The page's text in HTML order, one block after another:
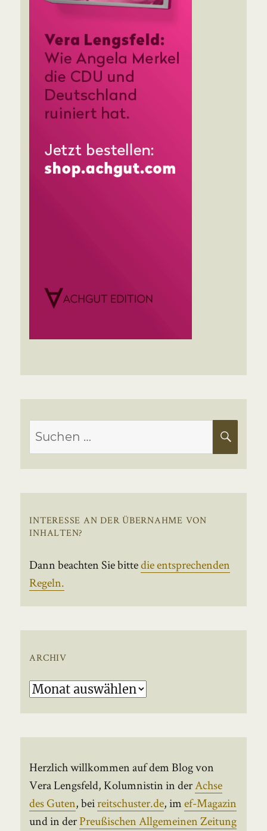
Suchen
nach:
INTERESSE AN DER ÜBERNAHME VON
INHALTEN?
Dann beachten Sie bittedie entsprechenden
Regeln.
ARCHIV
Archiv
Herzlich willkommen auf dem Blog von
Vera Lengsfeld, Kolumnistin in derAchse
des Guten, beireitschuster.de, imef-Magazin
und in derPreußischen Allgemeinen Zeitung